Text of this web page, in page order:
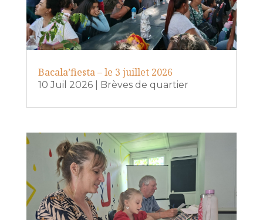
Bacala’fiesta – le 3 juillet 2026
10 Juil 2026| Brèves de quartier